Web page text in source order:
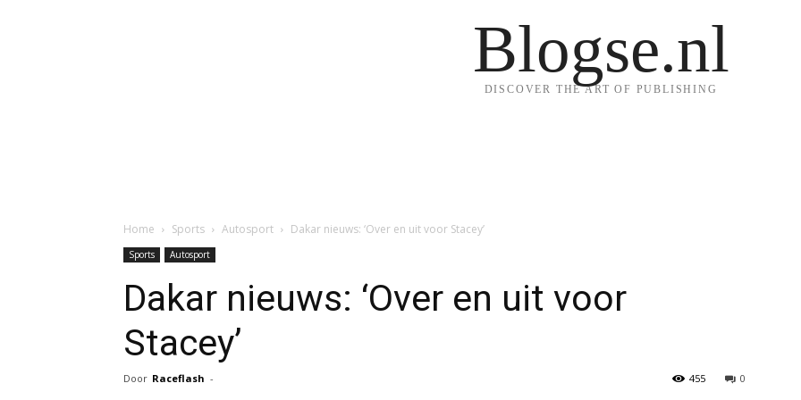
Blogse.nl
DISCOVER THE ART OF PUBLISHING
Home Sports Autosport Dakar nieuws: ‘Over en uit voor Stacey’
Sports Autosport
Dakar nieuws: ‘Over en uit voor
Stacey’
Door Raceflash - 0
455